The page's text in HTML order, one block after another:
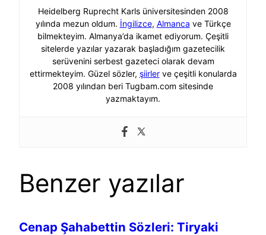
Heidelberg Ruprecht Karls üniversitesinden 2008
yılında mezun oldum. İngilizce, Almanca ve Türkçe
bilmekteyim. Almanya’da ikamet ediyorum. Çeşitli
sitelerde yazılar yazarak başladığım gazetecilik
serüvenini serbest gazeteci olarak devam
ettirmekteyim. Güzel sözler, şiirlerve çeşitli konularda
2008 yılından beri Tugbam.com sitesinde
yazmaktayım.
Benzer yazılar
Cenap Şahabettin Sözleri: Tiryaki